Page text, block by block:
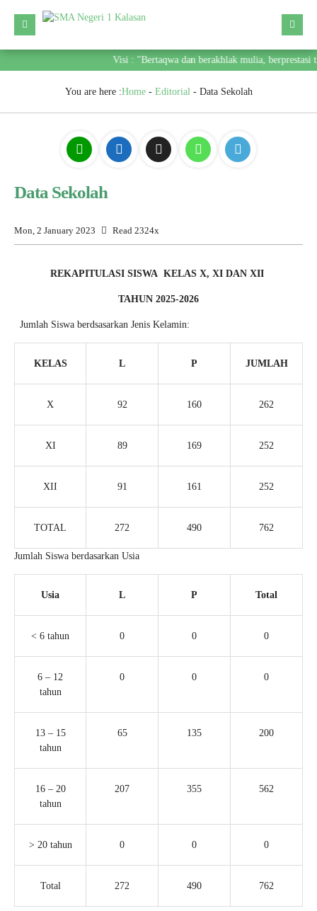
Visi : "Bertaqwa dan berakhlak mulia, berprestasi
You are here :Home- Editorial- Data Sekolah
Data Sekolah
Mon, 2 January 2023 Read 2324x
REKAPITULASI SISWA KELAS X, XI DAN XII
TAHUN 2025-2026
Jumlah Siswa berdsasarkan Jenis Kelamin:
KELAS L P JUMLAH
X 92 160 262
XI 89 169 252
XII 91 161 252
TOTAL 272 490 762
Jumlah Siswa berdasarkan Usia
Usia L P Total
< 6 tahun 0 0 0
6 – 12
tahun
0 0 0
13 – 15
tahun
65 135 200
16 – 20
tahun
207 355 562
> 20 tahun 0 0 0
Total 272 490 762